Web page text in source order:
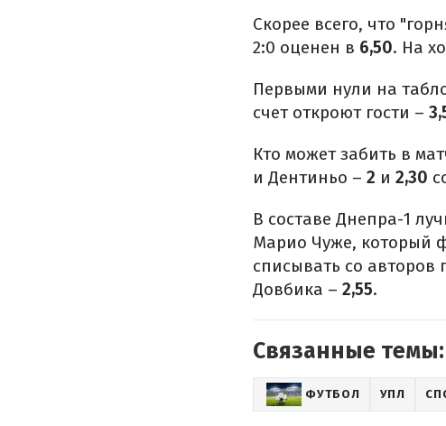
Скорее всего, что
2:0 оценен в 6,50. На
Первыми нули на
счет откроют гости –
Кто может забить в
и Дентиньо – 2 и 2,30
В составе Днепра-1
Марио Чуже, который
списывать со авторов
Довбика – 2,55.
Связанные темы:
ФУТБОЛ УПЛ